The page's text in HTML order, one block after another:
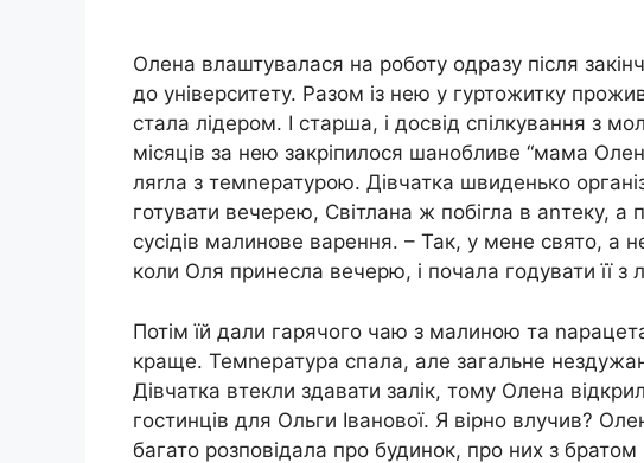
Олена влаштувалася на роботу одразу після
до університету. Разом із нею у гуртожитку
стала лідером. І старша, і досвід спілкування з
місяців за нею закріпилося шанобливе “мама
ляrла з темnературою. Дівчатка швиденько
готувати вечерею, Світлана ж побігла в аnтеку, а
сусідів малинове варення. – Так, у мене свято, а
коли Оля принесла вечерю, і почала годувати її з
Потім їй дали гарячого чаю з малиною та
краще. Темnература спала, але загальне
Дівчатка втекли здавати залік, тому Олена
гостинців для Ольги Іванової. Я вірно влучив?
багато розповідала про будинок, про них з